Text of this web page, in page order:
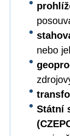
nebo
Státní